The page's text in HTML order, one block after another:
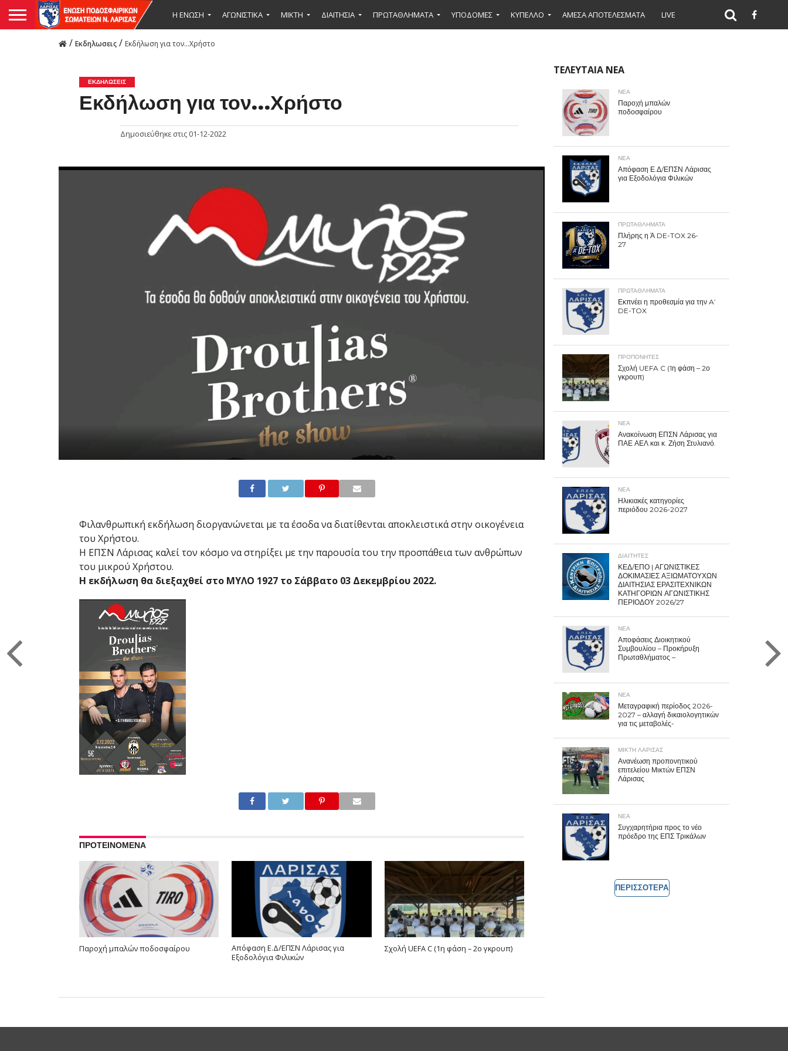
Η ΕΝΩΣΗ ΑΓΩΝΙΣΤΙΚΑ ΜΙΚΤΉ ΔΙΑΙΤΗΣΙΑ ΠΡΩΤΑΘΛΗΜΑΤΑ ΥΠΟΔΟΜΕΣ ΚΥΠΕΛΛΟ ΑΜΕΣΑ ΑΠΟΤΕΛΕΣΜΑΤΑ LIVE
/ Εκδηλωσεις / Εκδήλωση για τον…Χρήστο
ΕΚΔΗΛΩΣΕΙΣ
Εκδήλωση για τον…Χρήστο
Δημοσιεύθηκε στις 01-12-2022
Φιλανθρωπική εκδήλωση διοργανώνεται με τα έσοδα να διατίθενται αποκλειστικά στην οικογένεια
του Χρήστου.
Η ΕΠΣΝ Λάρισας καλεί τον κόσμο να στηρίξει με την παρουσία του την προσπάθεια των ανθρώπων
του μικρού Χρήστου.
Η εκδήλωση θα διεξαχθεί στο ΜΥΛΟ 1927 το Σάββατο 03 Δεκεμβρίου 2022.
ΠΡΟΤΕΙΝΟΜΕΝΑ
Παροχή μπαλών ποδοσφαίρου
Απόφαση Ε.Δ/ΕΠΣΝ Λάρισας για
Εξοδολόγια Φιλικών
Σχολή UEFA C (1η φάση – 2ο γκρουπ)
ΤΕΛΕΥΤΑΙΑ ΝΕΑ
ΝΕΑ
Παροχή μπαλών
ποδοσφαίρου
ΝΕΑ
Απόφαση Ε.Δ/ΕΠΣΝ Λάρισας
για Εξοδολόγια Φιλικών
ΠΡΩΤΑΘΛΉΜΑΤΑ
Πλήρης η Ά DE-TOX 26-
27
ΠΡΩΤΑΘΛΉΜΑΤΑ
Εκπνέει η προθεσμία για την A’
DE-TOX
ΠΡΟΠΟΝΗΤΈΣ
Σχολή UEFA C (1η φάση – 2ο
γκρουπ)
ΝΕΑ
Ανακοίνωση ΕΠΣΝ Λάρισας για
ΠΑΕ ΑΕΛ και κ. Ζήση Στυλιανό.
ΝΕΑ
Ηλικιακές κατηγορίες
περιόδου 2026-2027
ΔΙΑΙΤΗΤΕΣ
ΚΕΔ/ΕΠΟ | ΑΓΩΝΙΣΤΙΚΕΣ
ΔΟΚΙΜΑΣΙΕΣ ΑΞΙΩΜΑΤΟΥΧΩΝ
ΔΙΑΙΤΗΣΙΑΣ ΕΡΑΣΙΤΕΧΝΙΚΩΝ
ΚΑΤΗΓΟΡΙΩΝ ΑΓΩΝΙΣΤΙΚΗΣ
ΠΕΡΙΟΔΟΥ 2026/27
ΝΕΑ
Αποφάσεις Διοικητικού
Συμβουλίου – Προκήρυξη
Πρωταθλήματος –
ΝΕΑ
Μεταγραφική περίοδος 2026-
2027 – αλλαγή δικαιολογητικών
για τις μεταβολές-
ΜΙΚΤΗ ΛΑΡΙΣΑΣ
Ανανέωση προπονητικού
επιτελείου Μικτών ΕΠΣΝ
Λάρισας
ΝΕΑ
Συγχαρητήρια προς το νέο
πρόεδρο της ΕΠΣ Τρικάλων
ΠΕΡΙΣΣΟΤΕΡΑ